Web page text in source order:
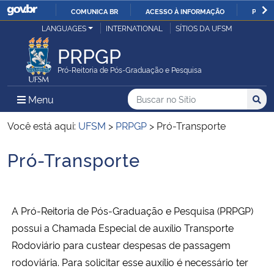
IR
COMUNICA BR ACESSO À INFORMAÇÃO
Ministério da Justiça e Segurança Pública
Ministério da Defesa
Ministério das Relações Exteriores
Ministério da Economia
Ministério da Agricultura, Pecuária e Abastecimento
Ministério da Educação
LANGUAGES INTERNATIONAL SÍTIOS DA UFSM
PRPGP
Pró-Reitoria de Pós-Graduação e Pesquisa
Menu Menu Principal do Sítio
Busca
Buscar no no Sítio
Busca:
Você está aqui: UFSM > PRPGP > Pró-Transporte
Início do conteúdo
Pró-Transporte
A Pró-Reitoria de Pós-Graduação e Pesquisa (PRPGP)
possui a Chamada Especial de auxílio Transporte
Rodoviário para custear despesas de passagem
rodoviária. Para solicitar esse auxílio é necessário ter